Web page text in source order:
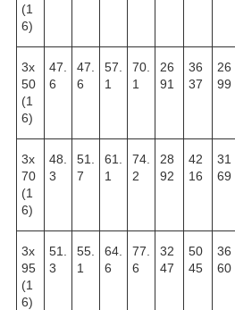
(1
6)
3х
50
(1
6)
47.
6
47.
6
57.
1
70.
1
26
91
36
37
26
99
3х
70
(1
6)
48.
3
51.
7
61.
1
74.
2
28
92
42
16
31
69
3х
95
(1
6)
51.
3
55.
1
64.
6
77.
6
32
47
50
45
36
60